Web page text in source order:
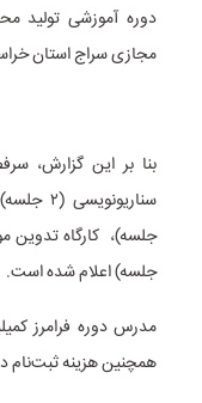
دوره آموزشی تولید
مجازی سراج استان
بنا بر این گزارش،
جلسه) اعلام شده است.
همچنین هزینه ثبت‌نام دوره ۹۰۰ هزار تومان عنوان